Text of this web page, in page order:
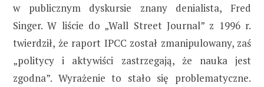
w publicznym dyskursie znany denialista, Fred
Singer. W liście do „Wall Street Journal” z 1996 r.
twierdził, że raport IPCC został zmanipulowany, zaś
„politycy i aktywiści zastrzegają, że nauka jest
zgodna”. Wyrażenie to stało się problematyczne.